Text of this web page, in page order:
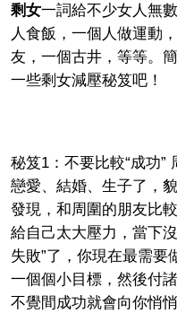
剩女一詞給不少女人無
人食飯，一個人做運動
友，一個古井，等等。
一些剩女減壓秘笈吧！
秘笈1：不要比較“成功”
戀愛、結婚、生子了，
發現，和周圍的朋友比
給自己太大壓力，當下
失敗”了，你現在最需要
一個個小目標，然後付
不覺間成功就會向你悄